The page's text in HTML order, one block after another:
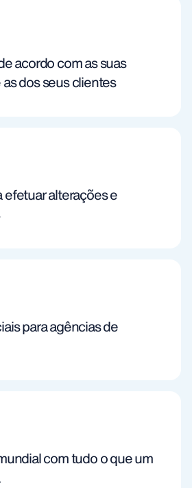
acordo com as suas
dos seus clientes
alterações e
para agências de
com tudo o que um